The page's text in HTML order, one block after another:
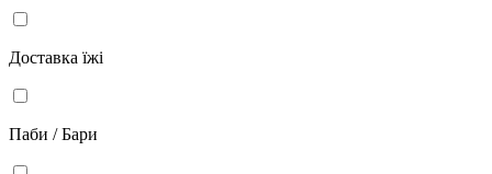
Доставка їжі
Паби / Бари